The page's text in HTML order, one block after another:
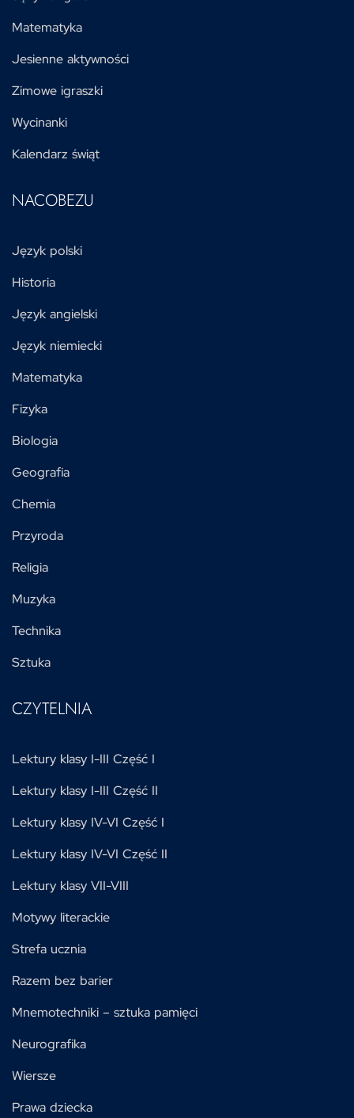
Matematyka
Jesienne aktywności
Zimowe igraszki
Wycinanki
Kalendarz świąt
NACOBEZU
Język polski
Historia
Język angielski
Język niemiecki
Matematyka
Fizyka
Biologia
Geografia
Chemia
Przyroda
Religia
Muzyka
Technika
Sztuka
CZYTELNIA
Lektury klasy I-III Część I
Lektury klasy I-III Część II
Lektury klasy IV-VI Część I
Lektury klasy IV-VI Część II
Lektury klasy VII-VIII
Motywy literackie
Strefa ucznia
Razem bez barier
Mnemotechniki – sztuka pamięci
Neurografika
Wiersze
Prawa dziecka